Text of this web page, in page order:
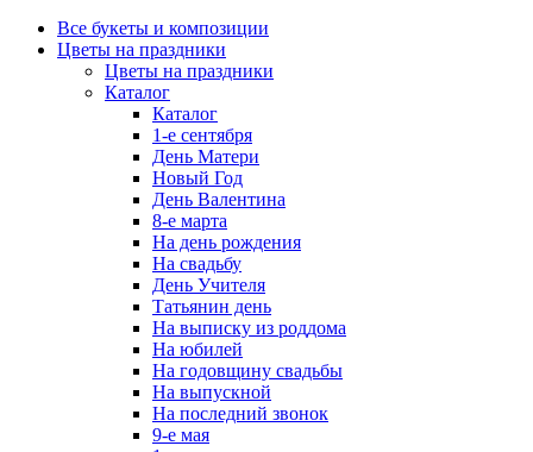
Все букеты и композиции
Цветы на праздники
Цветы на праздники
Каталог
Каталог
1-е сентября
День Матери
Новый Год
День Валентина
8-е марта
На день рождения
На свадьбу
День Учителя
Татьянин день
На выписку из роддома
На юбилей
На годовщину свадьбы
На выпускной
На последний звонок
9-е мая